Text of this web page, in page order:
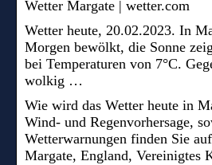
Wetter Margate | wetter.com
Wetter heute, 20.02.2023. In
Morgen bewölkt, die Sonne
bei Temperaturen von 7°C.
wolkig …
Wie wird das Wetter heute in
Wind- und Regenvorhersage,
Wetterwarnungen finden Sie
Margate, England, Vereinigtes